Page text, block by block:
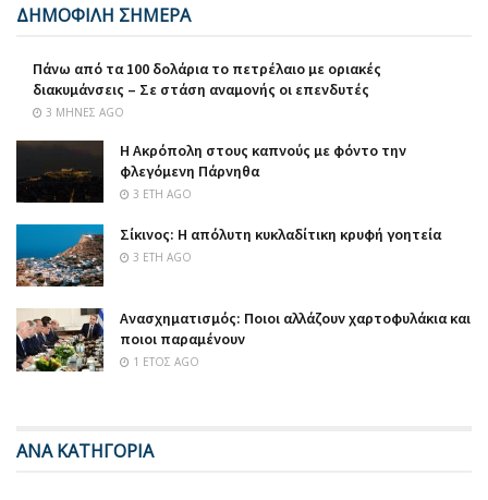
ΔΗΜΟΦΙΛΗ ΣΗΜΕΡΑ
Πάνω από τα 100 δολάρια το πετρέλαιο με οριακές
διακυμάνσεις – Σε στάση αναμονής οι επενδυτές
3 ΜΉΝΕΣ AGO
Η Ακρόπολη στους καπνούς με φόντο την
φλεγόμενη Πάρνηθα
3 ΈΤΗ AGO
Σίκινος: Η απόλυτη κυκλαδίτικη κρυφή γοητεία
3 ΈΤΗ AGO
Ανασχηματισμός: Ποιοι αλλάζουν χαρτοφυλάκια και
ποιοι παραμένουν
1 ΈΤΟΣ AGO
ΑΝΑ ΚΑΤΗΓΟΡΙΑ